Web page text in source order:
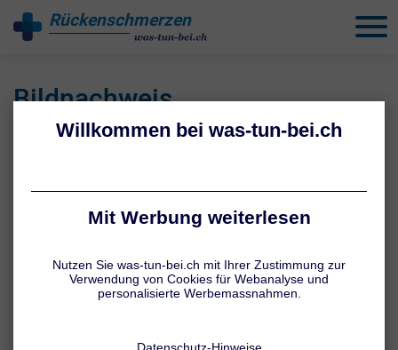
Rückenschmerzenbehandeln
Bildnachweis
54961342 © Alliance
60714057 © S.H.exclusiv
158486411 © blackday